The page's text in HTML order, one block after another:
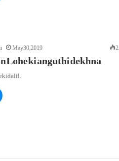
May 30, 2019
Lohe ki anguthi dekhna
ki dalil.